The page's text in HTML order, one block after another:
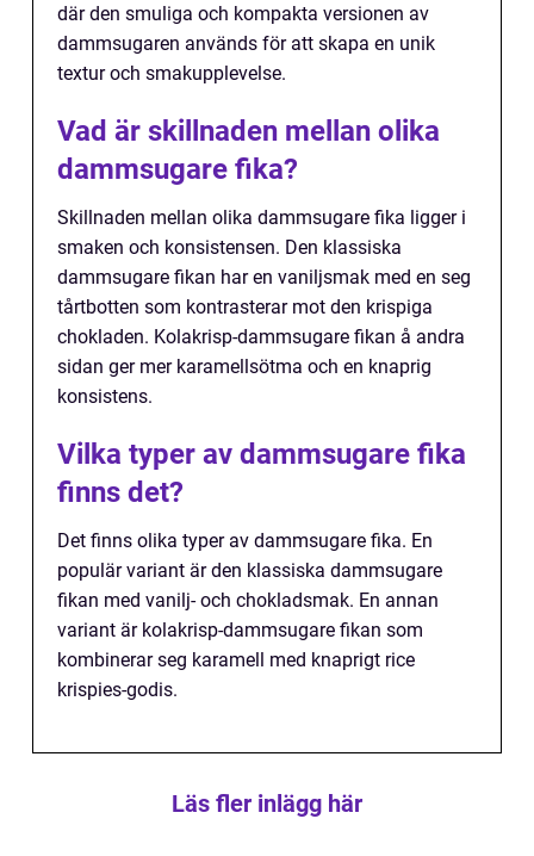
där den smuliga och kompakta versionen av
dammsugaren används för att skapa en unik
textur och smakupplevelse.
Vad är skillnaden mellan olika
dammsugare fika?
Skillnaden mellan olika dammsugare fika ligger i
smaken och konsistensen. Den klassiska
dammsugare fikan har en vaniljsmak med en seg
tårtbotten som kontrasterar mot den krispiga
chokladen. Kolakrisp-dammsugare fikan å andra
sidan ger mer karamellsötma och en knaprig
konsistens.
Vilka typer av dammsugare fika
finns det?
Det finns olika typer av dammsugare fika. En
populär variant är den klassiska dammsugare
fikan med vanilj- och chokladsmak. En annan
variant är kolakrisp-dammsugare fikan som
kombinerar seg karamell med knaprigt rice
krispies-godis.
Läs fler inlägg här